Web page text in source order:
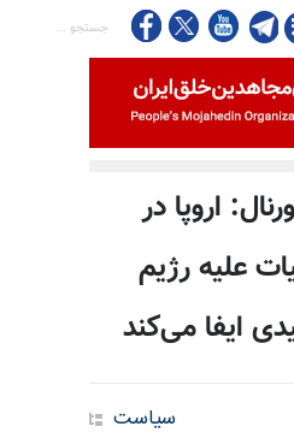
اروپا در
علیه رژیم
ایفا می‌کند
سیاست